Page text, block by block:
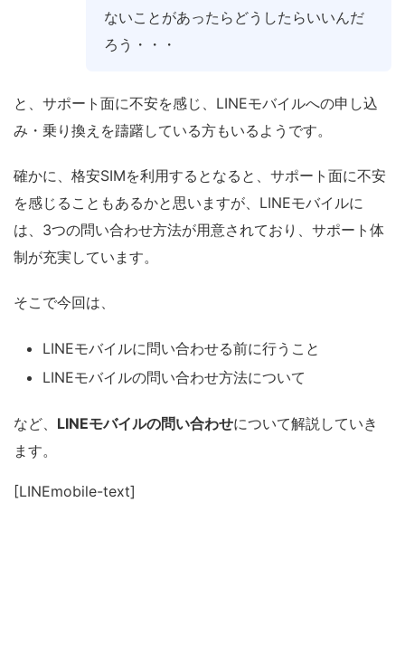
ないことがあったらどうしたらいいんだ
ろう・・・
と、サポート面に不安を感じ、LINEモバイルへの申し込
み・乗り換えを躊躇している方もいるようです。
確かに、格安SIMを利用するとなると、サポート面に不安
を感じることもあるかと思いますが、LINEモバイルに
は、3つの問い合わせ方法が用意されており、サポート体
制が充実しています。
そこで今回は、
LINEモバイルに問い合わせる前に行うこと
LINEモバイルの問い合わせ方法について
など、 LINEモバイルの問い合わせについて解説していき
ます。
[LINEmobile-text]